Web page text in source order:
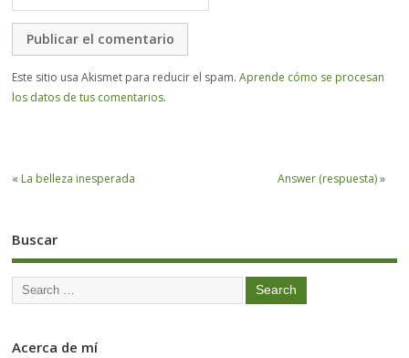
Este sitio usa Akismet para reducir el spam.Aprende cómo se procesan
los datos de tus comentarios.
« La belleza inesperada Answer (respuesta)»
Buscar
Acerca de mí